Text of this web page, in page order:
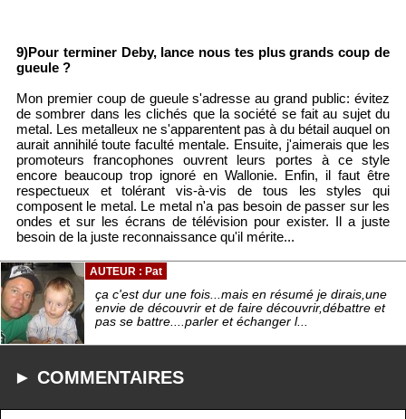
9)Pour terminer Deby, lance nous tes plus grands coup de
gueule ?
Mon premier coup de gueule s'adresse au grand public: évitez
de sombrer dans les clichés que la société se fait au sujet du
metal. Les metalleux ne s'apparentent pas à du bétail auquel on
aurait annihilé toute faculté mentale. Ensuite, j'aimerais que les
promoteurs francophones ouvrent leurs portes à ce style
encore beaucoup trop ignoré en Wallonie. Enfin, il faut être
respectueux et tolérant vis-à-vis de tous les styles qui
composent le metal. Le metal n'a pas besoin de passer sur les
ondes et sur les écrans de télévision pour exister. Il a juste
besoin de la juste reconnaissance qu'il mérite...
AUTEUR : Pat
ça c'est dur une fois...mais en résumé je dirais,une
envie de découvrir et de faire découvrir,débattre et
pas se battre....parler et échanger l...
► COMMENTAIRES